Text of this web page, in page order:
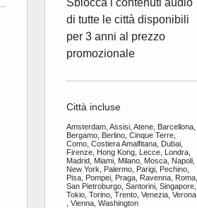
di tutte le città disponibili
per 3 anni al prezzo
promozionale
Città incluse
Amsterdam, Assisi, Atene, Barcellona,
Bergamo, Berlino, Cinque Terre,
Como, Costiera Amalfitana, Dubai,
Firenze, Hong Kong, Lecce, Londra,
Madrid, Miami, Milano, Mosca, Napoli,
New York, Palermo, Parigi, Pechino,
Pisa, Pompei, Praga, Ravenna, Roma,
San Pietroburgo, Santorini, Singapore,
Tokio, Torino, Trento, Venezia, Verona
, Vienna, Washington